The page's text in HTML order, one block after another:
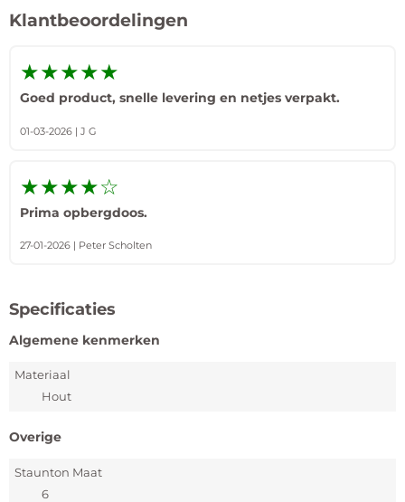
Klantbeoordelingen
★★★★★
Goed product, snelle levering en netjes verpakt.
01-03-2026 | J G
★★★★☆
Prima opbergdoos.
27-01-2026 | Peter Scholten
Specificaties
Algemene kenmerken
Materiaal
Hout
Overige
Staunton Maat
6